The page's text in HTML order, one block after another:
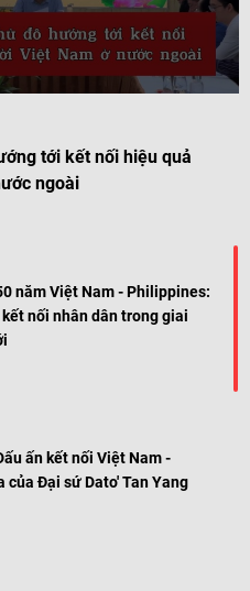
tới kết nối hiệu quả
ngoài
năm Việt Nam - Philippines:
nối nhân dân trong giai
ấn kết nối Việt Nam -
của Đại sứ Dato' Tan Yang